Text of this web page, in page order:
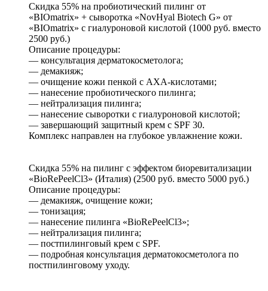
Скидка 55% на пробиотический пилинг от
«BIOmatrix» + сыворотка «NovHyal Biotech G» от
«BIOmatrix» с гиалуроновой кислотой (1000 руб. вместо
2500 руб.)
Описание процедуры:
— консультация дерматокосметолога;
— демакияж;
— очищение кожи пенкой с AXA-кислотами;
— нанесение пробиотического пилинга;
— нейтрализация пилинга;
— нанесение сыворотки с гиалуроновой кислотой;
— завершающий защитный крем с SPF 30.
Комплекс направлен на глубокое увлажнение кожи.
Скидка 55% на пилинг с эффектом биоревитализации
«BioRePeelCl3» (Италия) (2500 руб. вместо 5000 руб.)
Описание процедуры:
— демакияж, очищение кожи;
— тонизация;
— нанесение пилинга «BioRePeelCl3»;
— нейтрализация пилинга;
— постпилинговый крем с SРF.
— подробная консультация дерматокосметолога по
постпилинговому уходу.